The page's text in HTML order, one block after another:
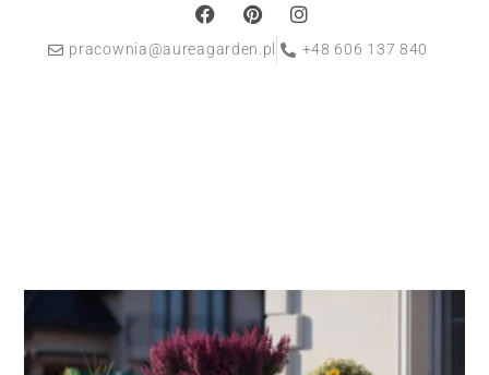
pracownia@aureagarden.pl +48 606 137 840